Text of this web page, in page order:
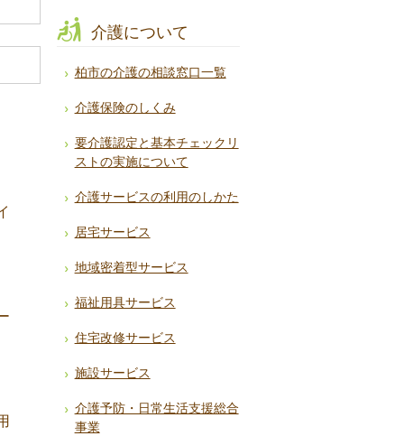
介護について
柏市の介護の相談窓口一覧
介護保険のしくみ
要介護認定と基本チェックリ
ストの実施について
介護サービスの利用のしかた
居宅サービス
地域密着型サービス
福祉用具サービス
住宅改修サービス
施設サービス
介護予防・日常生活支援総合
事業